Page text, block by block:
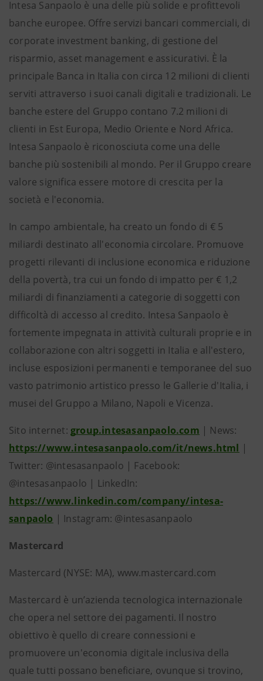
Intesa Sanpaolo è una delle più solide e profittevoli
banche europee. Offre servizi bancari commerciali, di
corporate investment banking, di gestione del
risparmio, asset management e assicurativi. È la
principale Banca in Italia con circa 12 milioni di clienti
serviti attraverso i suoi canali digitali e tradizionali. Le
banche estere del Gruppo contano 7.2 milioni di
clienti in Est Europa, Medio Oriente e Nord Africa.
Intesa Sanpaolo è riconosciuta come una delle
banche più sostenibili al mondo. Per il Gruppo creare
valore significa essere motore di crescita per la
società e l'economia.
In campo ambientale, ha creato un fondo di € 5
miliardi destinato all'economia circolare. Promuove
progetti rilevanti di inclusione economica e riduzione
della povertà, tra cui un fondo di impatto per € 1,2
miliardi di finanziamenti a categorie di soggetti con
difficoltà di accesso al credito. Intesa Sanpaolo è
fortemente impegnata in attività culturali proprie e in
collaborazione con altri soggetti in Italia e all'estero,
incluse esposizioni permanenti e temporanee del suo
vasto patrimonio artistico presso le Gallerie d'Italia, i
musei del Gruppo a Milano, Napoli e Vicenza.
Sito internet: group.intesasanpaolo.com | News:
https://www.intesasanpaolo.com/it/news.html |
Twitter: @intesasanpaolo | Facebook:
@intesasanpaolo | LinkedIn:
https://www.linkedin.com/company/intesa-
sanpaolo | Instagram: @intesasanpaolo
Mastercard
Mastercard (NYSE: MA), www.mastercard.com
Mastercard è un’azienda tecnologica internazionale
che opera nel settore dei pagamenti. Il nostro
obiettivo è quello di creare connessioni e
promuovere un'economia digitale inclusiva della
quale tutti possano beneficiare, ovunque si trovino,